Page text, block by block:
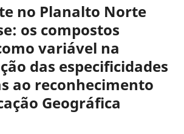
no Planalto Norte
os compostos
variável na
das especificidades
ao reconhecimento
Geográfica